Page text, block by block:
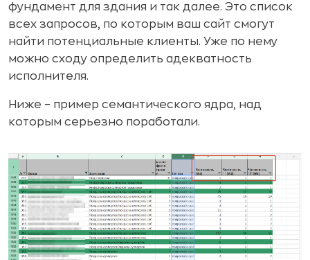
фундамент для здания и так далее. Это список
всех запросов, по которым ваш сайт смогут
найти потенциальные клиенты. Уже по нему
можно сходу определить адекватность
исполнителя.
Ниже – пример семантического ядра, над
которым серьезно поработали.